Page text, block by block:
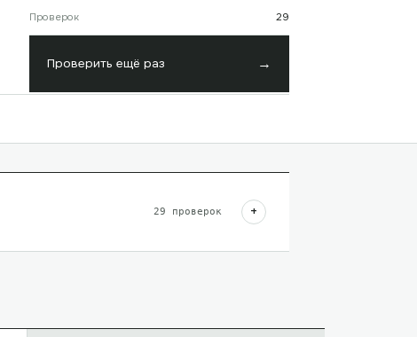
Проверок 29
Проверить ещё раз →
29 проверок +